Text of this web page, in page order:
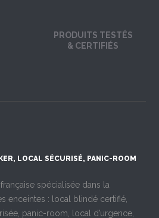
PRODUITS TESTÉS
& CERTIFIÉS
LOCAL SÉCURISÉ, PANIC-ROOM
spécialisée dans la
enceintes : local blindé certifié,
panic-room, local d’urgence,